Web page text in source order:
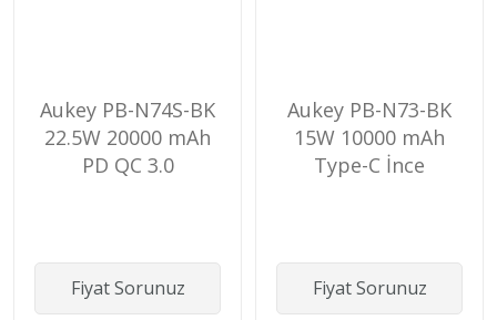
Aukey PB-N74S-BK
22.5W 20000 mAh
PD QC 3.0
Fiyat Sorunuz
Aukey PB-N73-BK
15W 10000 mAh
Type-C İnce
Fiyat Sorunuz